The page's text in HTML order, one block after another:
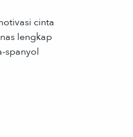
cinta
lengkap
spanyol